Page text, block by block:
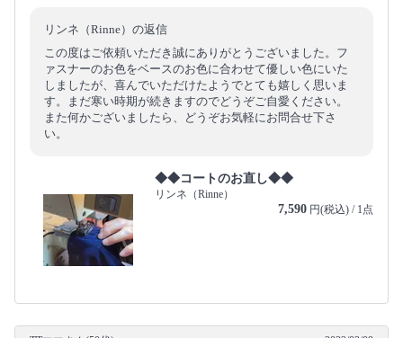
リンネ（Rinne）の返信
この度はご依頼いただき誠にありがとうございました。フ
ァスナーのお色をベースのお色に合わせて優しい色にいた
しましたが、喜んでいただけたようでとても嬉しく思いま
す。まだ寒い時期が続きますのでどうぞご自愛ください。
また何かございましたら、どうぞお気軽にお問合せ下さ
い。
◆◆コートのお直し◆◆
リンネ（Rinne）
7,590 円(税込) / 1点